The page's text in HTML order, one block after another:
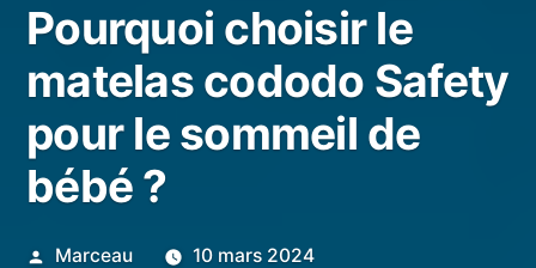
Pourquoi choisir le
matelas cododo Safety
pour le sommeil de
bébé ?
Publié
Marceau
10 mars 2024